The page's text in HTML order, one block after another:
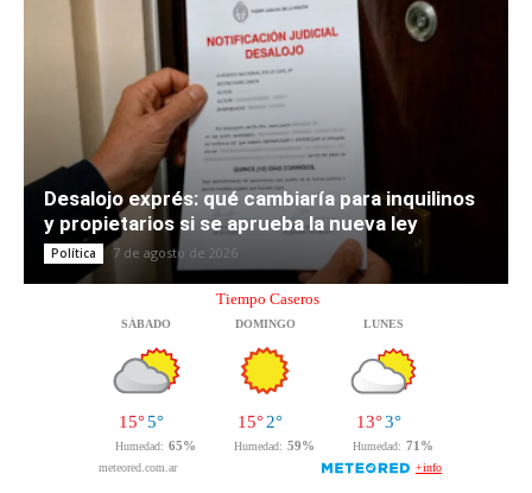
Desalojo exprés: qué cambiaría para inquilinos
y propietarios si se aprueba la nueva ley
Política 7 de agosto de 2026